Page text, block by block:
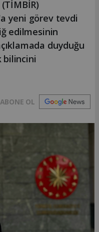
yeni görev tevdi
edilmesinin
duyduğu
bilincini
ABONE OL